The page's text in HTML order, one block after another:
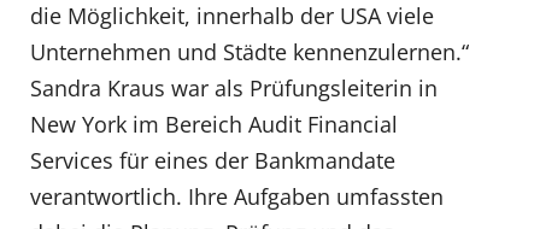
die Möglichkeit, innerhalb der USA viele
Unternehmen und Städte kennenzulernen.“
Sandra Kraus war als Prüfungsleiterin in
New York im Bereich Audit Financial
Services für eines der Bankmandate
verantwortlich. Ihre Aufgaben umfassten